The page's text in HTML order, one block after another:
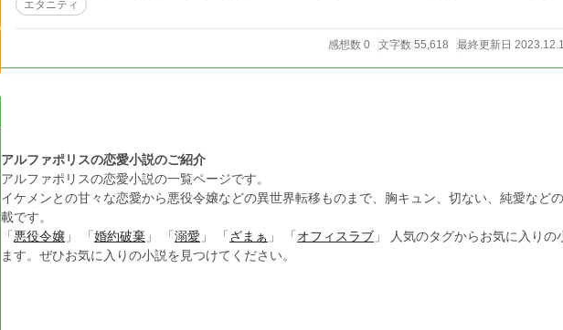
エタニティ
感想数 0 文字数 55,618 最終更新日
アルファポリスの恋愛小説のご紹介
アルファポリスの恋愛小説の一覧ページです。
イケメンとの甘々な恋愛から悪役令嬢などの異世界転移ものまで、胸キュン、切ない、純愛など
載です。
「 悪役令嬢 」 「 婚約破棄 」 「 溺愛 」 「 ざまぁ 」 「 オフィスラブ 」 人気のタグからお気に入りの
ます。ぜひお気に入りの小説を見つけてください。